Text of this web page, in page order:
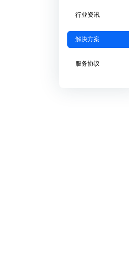
行业资讯
解决方案
服务协议